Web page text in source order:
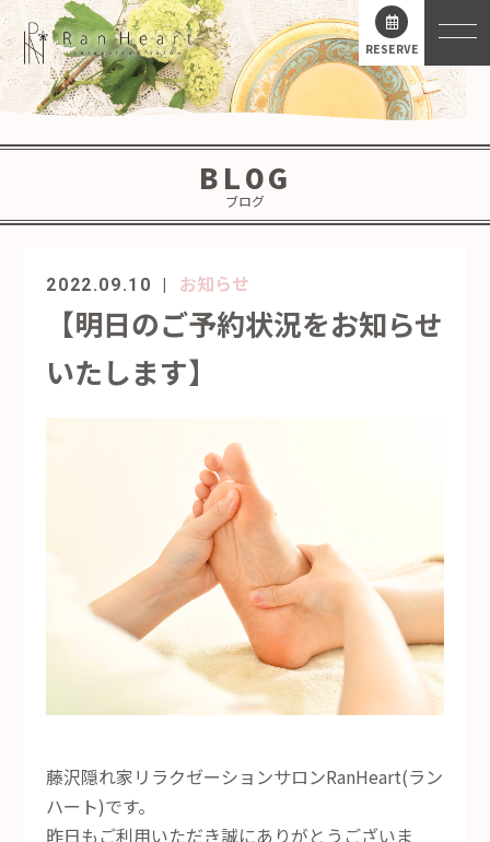
RESERVE
BLOG
ブログ
2022.09.10 お知らせ
【明日のご予約状況をお知らせ
いたします】
藤沢隠れ家リラクゼーションサロンRanHeart(ラン
ハート)です。
昨日もご利用いただき誠にありがとうございま